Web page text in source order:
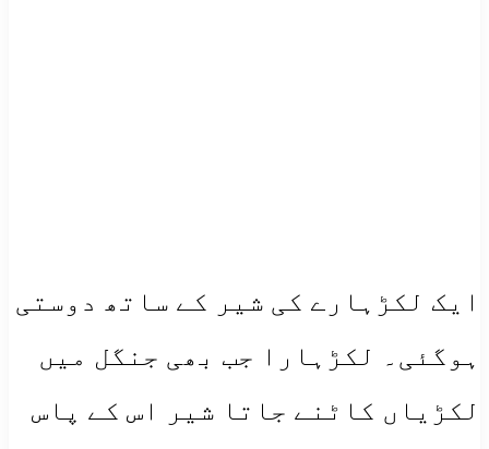
ایک لکڑہارے کی شیر کے ساتھ دوستی
ہوگئی۔ لکڑہارا جب بھی جنگل میں
لکڑیاں کاٹنے جاتا شیر اس کے پاس